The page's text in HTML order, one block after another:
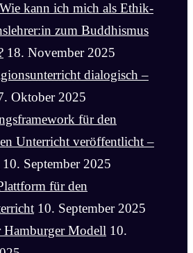
kann ich mich als Ethik-
zum Buddhismus
18. November 2025
dialogisch –
Oktober 2025
für den
Unterricht veröffentlicht –
10. September 2025
für den
10. September 2025
Hamburger Modell 10.